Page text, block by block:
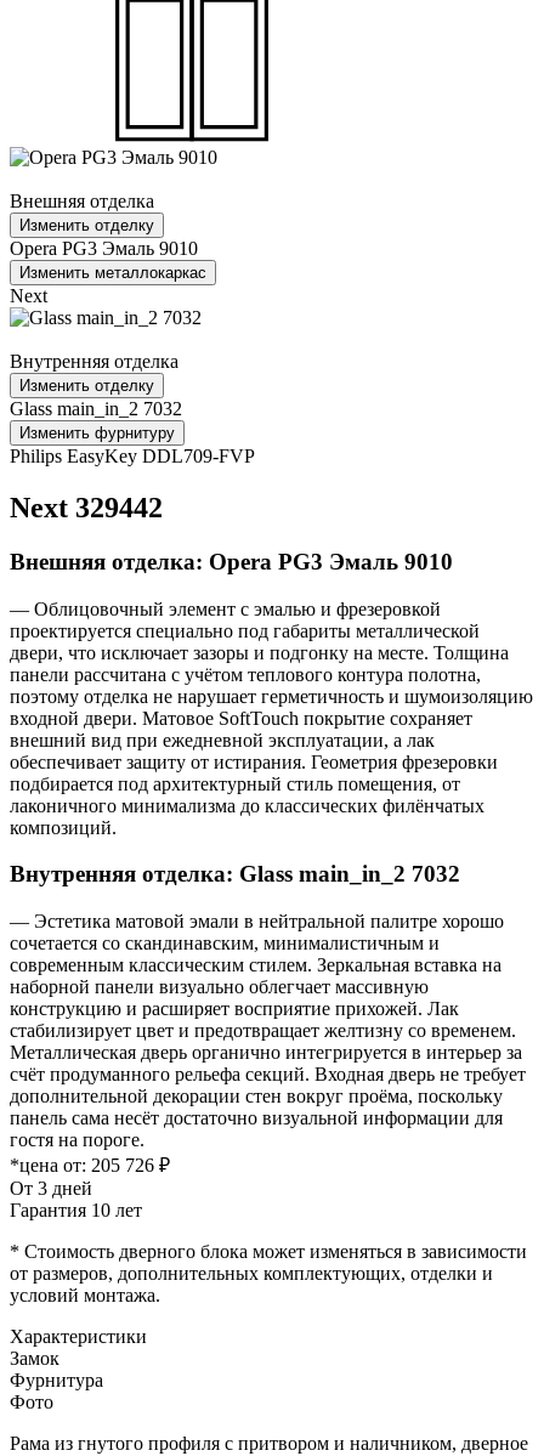
Внешняя отделка
Изменить отделку
Opera PG3 Эмаль 9010
Изменить металлокаркас
Next
Внутренняя отделка
Изменить отделку
Glass main_in_2 7032
Изменить фурнитуру
Philips EasyKey DDL709-FVP
Next 329442
Внешняя отделка: Opera PG3 Эмаль 9010
— Облицовочный элемент с эмалью и фрезеровкой
проектируется специально под габариты металлической
двери, что исключает зазоры и подгонку на месте. Толщина
панели рассчитана с учётом теплового контура полотна,
поэтому отделка не нарушает герметичность и шумоизоляцию
входной двери. Матовое SoftTouch покрытие сохраняет
внешний вид при ежедневной эксплуатации, а лак
обеспечивает защиту от истирания. Геометрия фрезеровки
подбирается под архитектурный стиль помещения, от
лаконичного минимализма до классических филёнчатых
композиций.
Внутренняя отделка: Glass main_in_2 7032
— Эстетика матовой эмали в нейтральной палитре хорошо
сочетается со скандинавским, минималистичным и
современным классическим стилем. Зеркальная вставка на
наборной панели визуально облегчает массивную
конструкцию и расширяет восприятие прихожей. Лак
стабилизирует цвет и предотвращает желтизну со временем.
Металлическая дверь органично интегрируется в интерьер за
счёт продуманного рельефа секций. Входная дверь не требует
дополнительной декорации стен вокруг проёма, поскольку
панель сама несёт достаточно визуальной информации для
гостя на пороге.
*цена от: 205 726 ₽
От 3 дней
Гарантия 10 лет
* Стоимость дверного блока может изменяться в зависимости
от размеров, дополнительных комплектующих, отделки и
условий монтажа.
Характеристики
Замок
Фурнитура
Фото
Рама из гнутого профиля с притвором и наличником, дверное